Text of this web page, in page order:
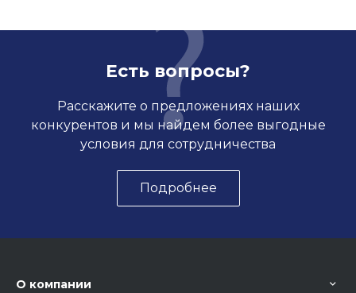
Есть вопросы?
Расскажите о предложениях наших
конкурентов и мы найдем более выгодные
условия для сотрудничества
Подробнее
О компании